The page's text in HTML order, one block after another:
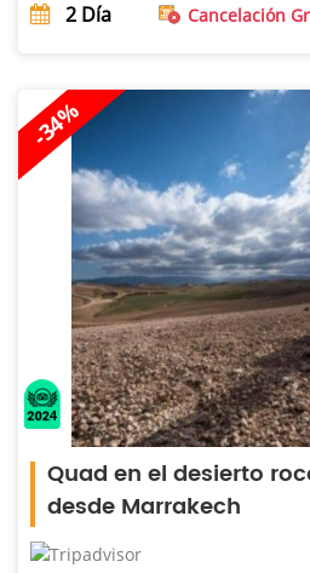
2 Día Cancelación
-34%
Quad en el desierto
desde Marrakech